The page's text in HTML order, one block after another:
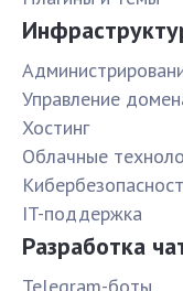
Управление
Хостинг
Облачные
IT-поддержка
Разработка